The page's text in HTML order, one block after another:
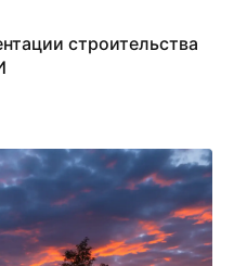
строительства